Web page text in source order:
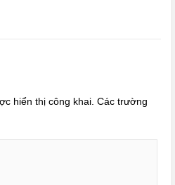
hiển thị công khai. Các trường